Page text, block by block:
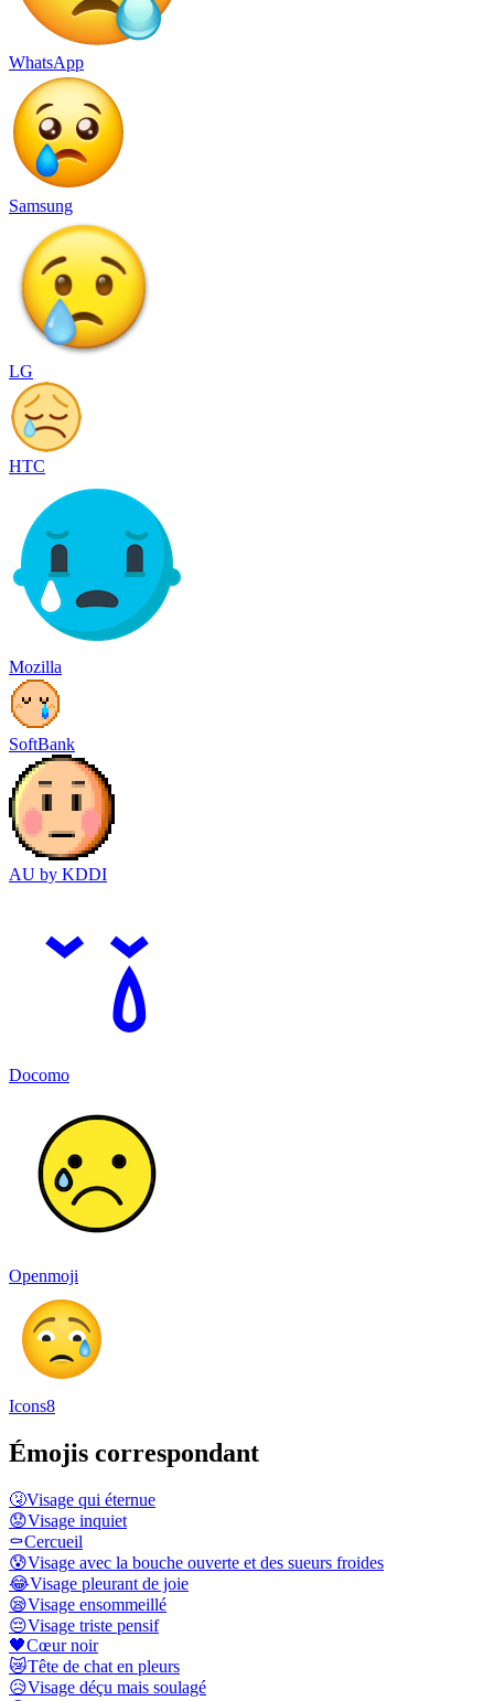
WhatsApp
Samsung
LG
HTC
Mozilla
SoftBank
AU by KDDI
Docomo
Openmoji
Icons8
Émojis correspondant
🤧Visage qui éternue
😟Visage inquiet
⚰️Cercueil
😰Visage avec la bouche ouverte et des sueurs froides
😂Visage pleurant de joie
😪Visage ensommeillé
😔Visage triste pensif
🖤Cœur noir
😿Tête de chat en pleurs
😥Visage déçu mais soulagé